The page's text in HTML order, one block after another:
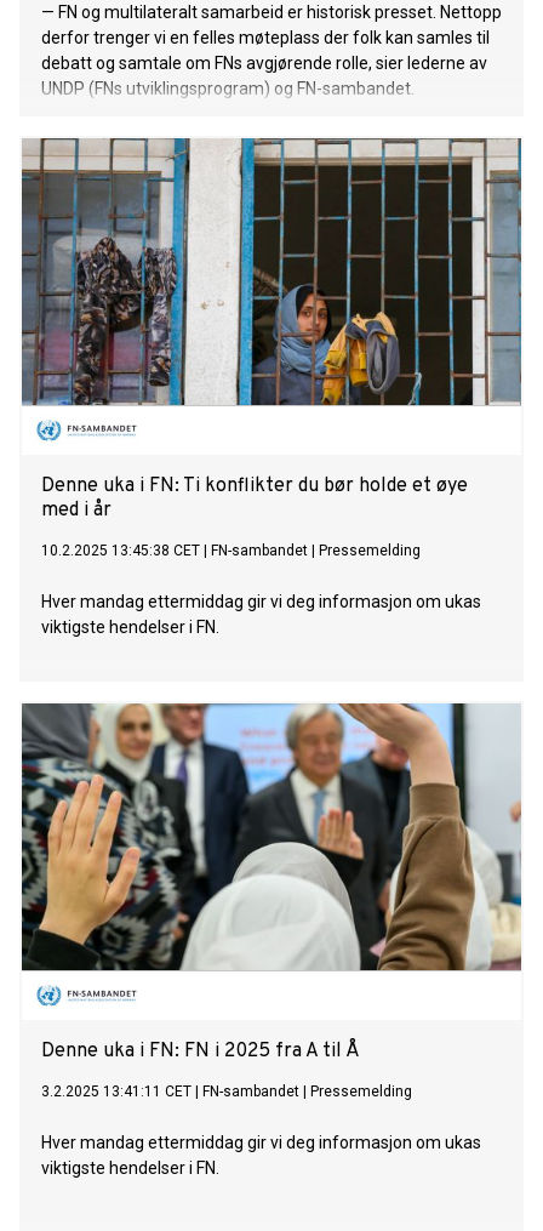
— FN og multilateralt samarbeid er historisk presset. Nettopp
derfor trenger vi en felles møteplass der folk kan samles til
debatt og samtale om FNs avgjørende rolle, sier lederne av
UNDP (FNs utviklingsprogram) og FN-sambandet.
Denne uka i FN: Ti konflikter du bør holde et øye
med i år
10.2.2025 13:45:38 CET FN-sambandet Pressemelding
Hver mandag ettermiddag gir vi deg informasjon om ukas
viktigste hendelser i FN.
Denne uka i FN: FN i 2025 fra A til Å
3.2.2025 13:41:11 CET FN-sambandet Pressemelding
Hver mandag ettermiddag gir vi deg informasjon om ukas
viktigste hendelser i FN.